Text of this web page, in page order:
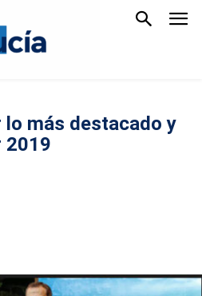
lo más destacado y
2019